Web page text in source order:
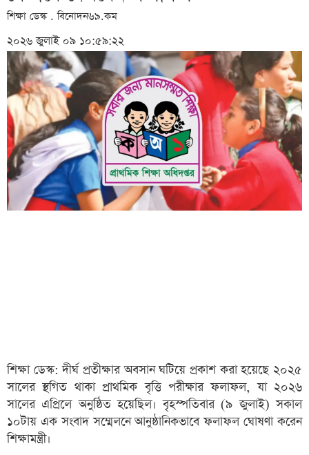
শিক্ষা ডেস্ক . বিনোদন৬৯.কম
২০২৬ জুলাই ০৯ ১০:৫৯:২২
শিক্ষা ডেস্ক: দীর্ঘ প্রতীক্ষার অবসান ঘটিয়ে প্রকাশ করা হয়েছে ২০২৫
সালের স্থগিত থাকা প্রাথমিক বৃত্তি পরীক্ষার ফলাফল, যা ২০২৬
সালের এপ্রিলে অনুষ্ঠিত হয়েছিল। বৃহস্পতিবার (৯ জুলাই) সকাল
১০টায় এক সংবাদ সম্মেলনে আনুষ্ঠানিকভাবে ফলাফল ঘোষণা করেন
শিক্ষামন্ত্রী।